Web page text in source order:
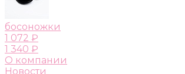
босоножки
1 072 ₽
1 340 ₽
О компании
Новости